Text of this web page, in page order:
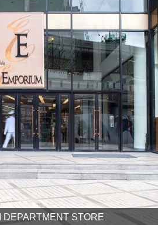
DEPARTMENT STORE